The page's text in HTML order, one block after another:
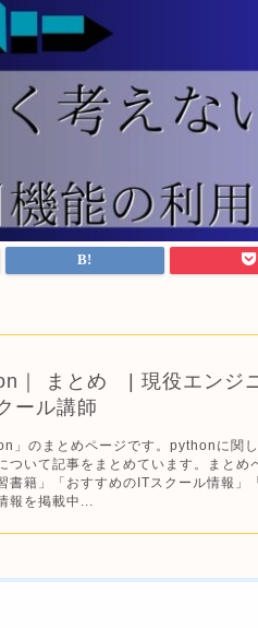
｜ まとめ | 現役エンジ
ール講師
」のまとめページです。pythonに関
ついて記事をまとめています。まとめ
書籍」「おすすめのITスクール情報」
報を掲載中...